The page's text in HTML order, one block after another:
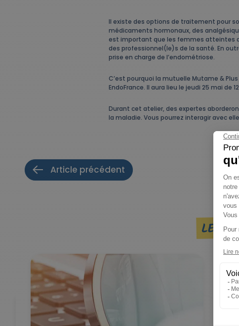
Il existe des options de traitement pour
médicaments hormonaux, des
est important que les femmes atteintes
des professionnel(le)s de la santé. En
prise en charge de l’endométriose.
C’est pourquoi la mutuelle Mutame &
EndoFrance. Il aura lieu le jeudi 25 mai de
Durant cet atelier, des expertes
la maladie. Vous pourrez interagir avec
Article précédent
LES